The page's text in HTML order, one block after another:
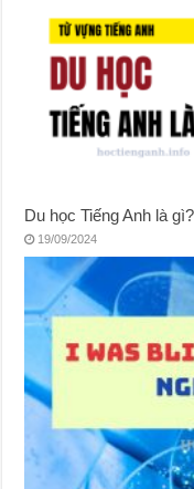
Du học Tiếng Anh là gì?
19/09/2024